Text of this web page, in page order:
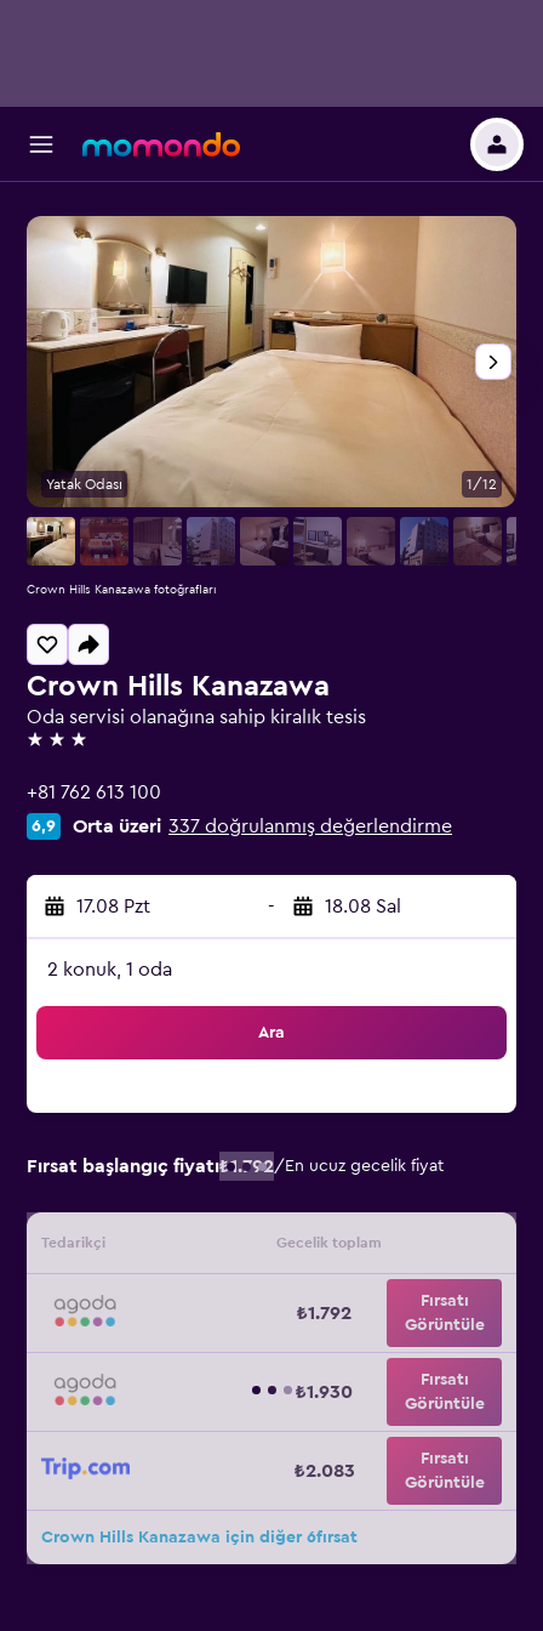
Crown Hills Kanazawa
Oda servisi olanağına sahip kiralık tesis
3 yıldız
+81 762 613 100
6,9 Orta üzeri 337 doğrulanmış değerlendirme
17.08 Pzt - 18.08 Sal
2 konuk, 1 oda
Ara
Fırsat başlangıç fiyatı₺1.792/ En ucuz gecelik fiyat
Tedarikçi Gecelik toplam
₺1.792
Fırsatı
Görüntüle
₺1.930
Fırsatı
Görüntüle
₺2.083
Fırsatı
Görüntüle
Crown Hills Kanazawa için diğer 6fırsat
Yatak Odası 1/12
Crown Hills Kanazawa fotoğrafları